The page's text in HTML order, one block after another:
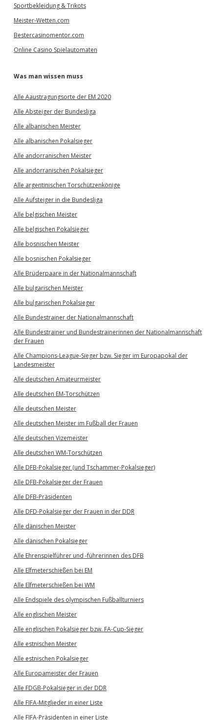
Sportbekleidung & Trikots
Meister-Wetten.com
Bestercasinomentor.com
Online Casino Spielautomaten
Was man wissen muss
Alle Aaustragungsorte der EM 2020
Alle Absteiger der Bundesliga
Alle albanischen Meister
Alle albanischen Pokalsieger
Alle andorranischen Meister
Alle andorranischen Pokalsieger
Alle argentinischen Torschützenkönige
Alle Aufsteiger in die Bundesliga
Alle belgischen Meister
Alle belgischen Pokalsieger
Alle bosnischen Meister
Alle bosnischen Pokalsieger
Alle Brüderpaare in der Nationalmannschaft
Alle bulgarischen Meister
Alle bulgarischen Pokalsieger
Alle Bundestrainer der Nationalmannschaft
Alle Bundestrainer und Bundestrainerinnen der Nationalmannschaft
der Frauen
Alle Champions-League-Sieger bzw. Sieger im Europapokal der
Landesmeister
Alle deutschen Amateurmeister
Alle deutschen EM-Torschützen
Alle deutschen Meister
Alle deutschen Meister im Fußball der Frauen
Alle deutschen Vizemeister
Alle deutschen WM-Torschützen
Alle DFB-Pokalsieger (und Tschammer-Pokalsieger)
Alle DFB-Pokalsieger der Frauen
Alle DFB-Präsidenten
Alle DFD-Pokalsieger der Frauen in der DDR
Alle dänischen Meister
Alle dänischen Pokalsieger
Alle Ehrenspielführer und -führerinnen des DFB
Alle Elfmeterschießen bei EM
Alle Elfmeterschießen bei WM
Alle Endspiele des olympischen Fußballturniers
Alle englischen Meister
Alle englischen Pokalsieger bzw. FA-Cup-Sieger
Alle estnischen Meister
Alle estnischen Pokalsieger
Alle Europameister der Frauen
Alle FDGB-Pokalsieger in der DDR
Alle FIFA-Mitglieder in einer Liste
Alle FIFA-Präsidenten in einer Liste